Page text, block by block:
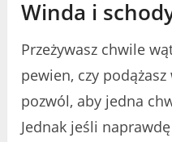
Winda i
Przeżywasz chwile
pewien, czy
pozwól, aby jedna
Jednak jeśli